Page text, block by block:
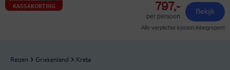
KASSAKORTING 797,-
per persoon
Bekijk
Alle verplichte kosten inbegrepen!
Reizen Griekenland Kreta